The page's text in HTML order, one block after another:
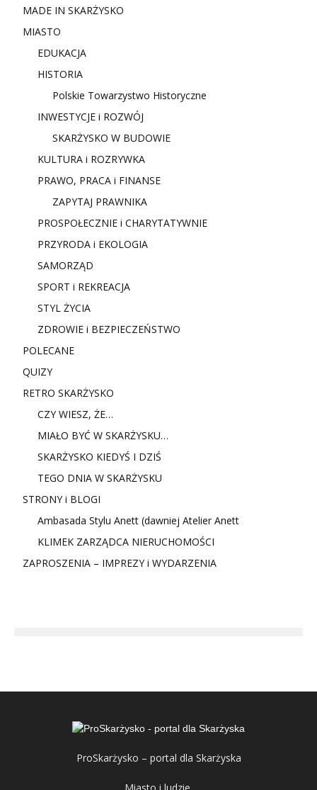
MADE IN SKARŻYSKO
MIASTO
EDUKACJA
HISTORIA
Polskie Towarzystwo Historyczne
INWESTYCJE i ROZWÓJ
SKARŻYSKO W BUDOWIE
KULTURA i ROZRYWKA
PRAWO, PRACA i FINANSE
ZAPYTAJ PRAWNIKA
PROSPOŁECZNIE i CHARYTATYWNIE
PRZYRODA i EKOLOGIA
SAMORZĄD
SPORT i REKREACJA
STYL ŻYCIA
ZDROWIE i BEZPIECZEŃSTWO
POLECANE
QUIZY
RETRO SKARŻYSKO
CZY WIESZ, ŻE…
MIAŁO BYĆ W SKARŻYSKU…
SKARŻYSKO KIEDYŚ I DZIŚ
TEGO DNIA W SKARŻYSKU
STRONY i BLOGI
Ambasada Stylu Anett (dawniej Atelier Anett
KLIMEK ZARZĄDCA NIERUCHOMOŚCI
ZAPROSZENIA – IMPREZY i WYDARZENIA
ProSkarżysko – portal dla Skarżyska